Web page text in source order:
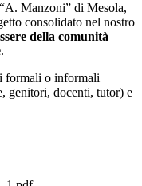
Manzoni” di Mesola,
consolidato nel nostro
della comunità
.
formali o informali
genitori, docenti, tutor) e